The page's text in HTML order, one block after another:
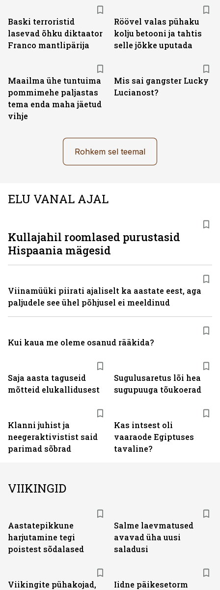
Baski terroristid
lasevad õhku diktaator
Franco mantlipärija
Röövel valas pühaku
kolju betooni ja tahtis
selle jõkke uputada
Maailma ühe tuntuima
pommimehe paljastas
tema enda maha jäetud
vihje
Mis sai gangster Lucky
Lucianost?
Rohkem sel teemal
ELU VANAL AJAL
Saja aasta taguseid
mõtteid elukallidusest
Sugulusaretus lõi hea
sugupuuga tõukoerad
Klanni juhist ja
neegeraktivistist said
parimad sõbrad
Kas intsest oli
vaaraode Egiptuses
tavaline?
Kullajahil roomlased purustasid
Hispaania mägesid
Viinamüüki piirati ajaliselt ka aastate eest, aga
paljudele see ühel põhjusel ei meeldinud
Kui kaua me oleme osanud rääkida?
VIIKINGID
Aastatepikkune
harjutamine tegi
poistest sõdalased
Salme laevmatused
avavad üha uusi
saladusi
Viikingite pühakojad,
Iidne päikesetorm